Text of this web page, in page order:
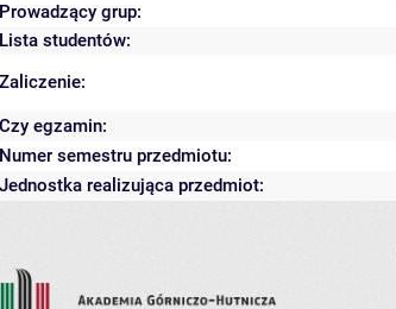
Prowadzący grup:
Lista studentów:
Zaliczenie:
Czy egzamin:
Numer semestru przedmiotu:
Jednostka realizująca przedmiot: